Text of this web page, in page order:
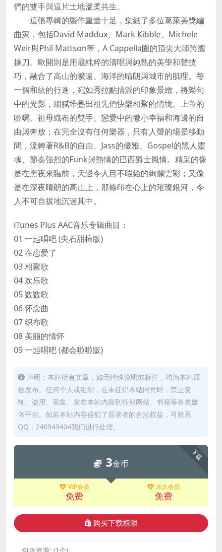
們的雙手與這片土地溫柔共生。
這張專輯的製作重量十足，集結了多位葛萊美獎編
曲家，包括David Maddux、Mark Kibble、Michele
Weir與Phil Mattson等，A Cappella圈的頂尖大師跨國
操刀。歐開則是用最純粹的清唱與純熟的美學和聲技
巧，融合了高山的曠遠、海洋的晴朗與城市的肌理。每
一個和絃的行進，宛如秀拉點描派的印象景緻，將樂句
中的光影，細膩堆疊出祖先們快樂相聚的情境、上帝的
吩囑、祖母織布的雙手、戀愛中的微小幸福和海邊的自
由與奔放；在完全沒有任何樂器，只有人聲的場景移動
間，流轉著R&B的自由、Jass的優雅、Gospel的黑人靈
魂、節奏強烈的Funk與熱情的巴西爵士風情。精采的像
是在黑夜來臨前，天邊令人目不暇給的絢爛雲彩；又像
是在深夜晴朗的高山上，那條印在心上的璀璨銀河，令
人不可自拔地沉迷其中。
iTunes Plus AAC音乐专辑曲目：
01 一起唱吧 (尖石甜柿版)
02 在恋爱了
03 相聚歌
04 欢乐歌
05 数数歌
06 怀念曲
07 织布歌
08 美丽的情怀
09 一起唱吧 (都会啦啦版)
声明：本站所有文章，如无特殊说明或标注，均为本站原
创发布。任何个人或组织，在未征得本站同意时，禁止复
制、盗用、采集、发布本站内容到任何网站、书籍等各类媒
体平台。如若本站内容侵犯了原著者的合法权益，可联系
QQ：240949404我们进行处理。
下载
3金币
VIP会员
免费
永久会员
免费
购买下载权限